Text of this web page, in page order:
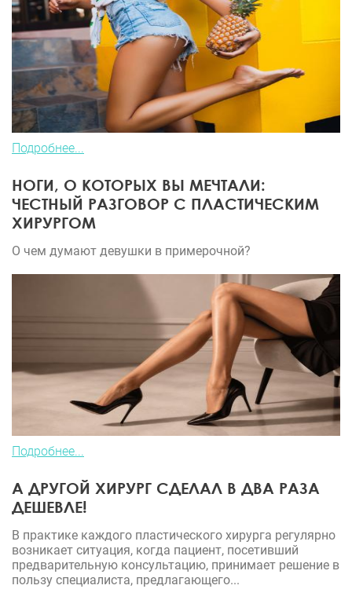
Подробнее...
НОГИ, О КОТОРЫХ ВЫ МЕЧТАЛИ:
ЧЕСТНЫЙ РАЗГОВОР С ПЛАСТИЧЕСКИМ
ХИРУРГОМ
О чем думают девушки в примерочной?
Подробнее...
А ДРУГОЙ ХИРУРГ СДЕЛАЛ В ДВА РАЗА
ДЕШЕВЛЕ!
В практике каждого пластического хирурга регулярно
возникает ситуация, когда пациент, посетивший
предварительную консультацию, принимает решение в
пользу специалиста, предлагающего...